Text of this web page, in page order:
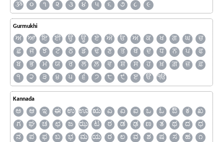
ૐ
૦ ૧ ૨ ૩ ૪ ૫ ૬ ૭ ૮ ૯
Gurmukhi
ਅ ਆ ਇ ਈ ਉ ਊ ਏ ਐ ਓ ਔ ਕ ਖ ਗ ਘ
ਚ
ਛ
ਜ ਝ ਟ ਠ ਡ ਢ ਣ ਤ ਥ ਦ ਧ ਨ ਪ
ਫ
ਬ
ਭ ਮ ਯ ਰ ਲ ਲ਼ ਵ ਸ਼ ਸ ਹ ਖ਼ ਗ਼ ਜ਼
ਫ਼
੧
੨ ੩ ੪ ੫ ੬ ੭ ੮ ੯ ੲ ੳ ੴ
Kannada
ಅ ಆ ಇ ಈ ಉ ಊ ಋ ಎ ಏ ಐ ಒ ಓ ಔ ಕ
ಖ
ಗ
ಘ ಚ ಛ ಜ ಝ ಟ ಠ ಡ ಢ ಣ ತ ಥ ದ
ಧ
ನ
ಪ ಫ ಬ ಭ ಮ ಯ ರ ಲ ವ ಶ ಷ ಸ ಹ ೧